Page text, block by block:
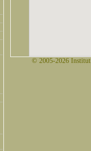
© 2005-2026 Institut